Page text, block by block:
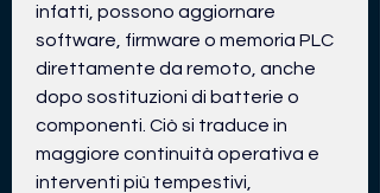
infatti, possono aggiornare
software, firmware o memoria PLC
direttamente da remoto, anche
dopo sostituzioni di batterie o
componenti. Ciò si traduce in
maggiore continuità operativa e
interventi più tempestivi,